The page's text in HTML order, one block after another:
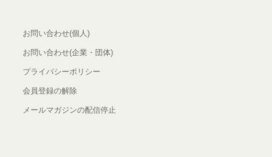
お問い合わせ(個人)
お問い合わせ(企業・団体)
プライバシーポリシー
会員登録の解除
メールマガジンの配信停止